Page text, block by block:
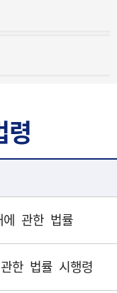
에 관한 법률
한 법률 시행령